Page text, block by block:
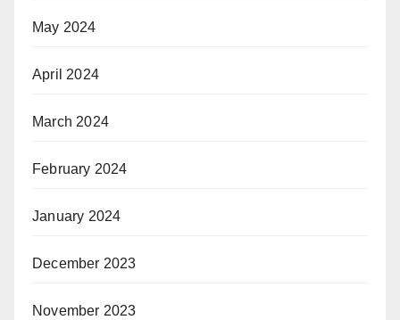
May 2024
April 2024
March 2024
February 2024
January 2024
December 2023
November 2023